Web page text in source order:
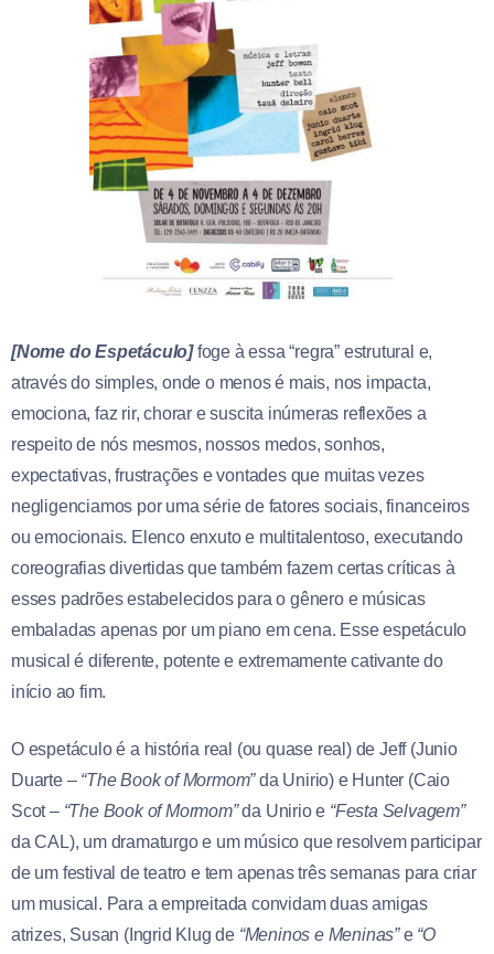
[Nome do Espetáculo]foge à essa “regra” estrutural e,
através do simples, onde o menos é mais, nos impacta,
emociona, faz rir, chorar e suscita inúmeras reflexões a
respeito de nós mesmos, nossos medos, sonhos,
expectativas, frustrações e vontades que muitas vezes
negligenciamos por uma série de fatores sociais, financeiros
ou emocionais. Elenco enxuto e multitalentoso, executando
coreografias divertidas que também fazem certas críticas à
esses padrões estabelecidos para o gênero e músicas
embaladas apenas por um piano em cena. Esse espetáculo
musical é diferente, potente e extremamente cativante do
início ao fim.
O espetáculo é a história real (ou quase real) de Jeff (Junio
Duarte – “The Book of Mormom”da Unirio) e Hunter (Caio
Scot – “The Book of Mormom”da Unirio e “Festa Selvagem”
da CAL), um dramaturgo e um músico que resolvem participar
de um festival de teatro e tem apenas três semanas para criar
um musical. Para a empreitada convidam duas amigas
atrizes, Susan (Ingrid Klug de “Meninos e Meninas”e “O